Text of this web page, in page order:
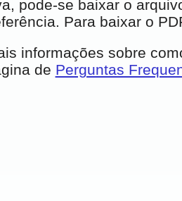
pode-se baixar o
Para baixar o
informações sobre
de Perguntas